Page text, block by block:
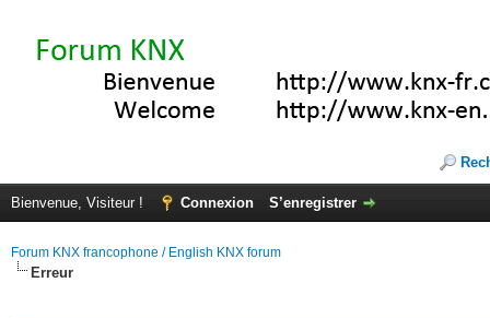
Bienvenue, Visiteur ! Connexion S’enregistrer
Forum KNX francophone / English KNX forum
Erreur